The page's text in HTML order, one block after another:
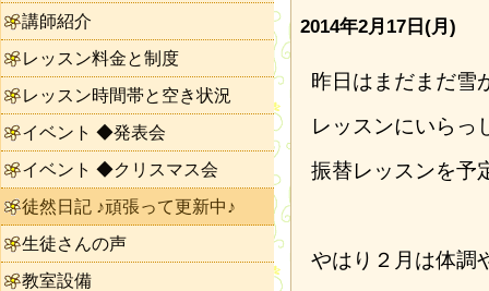
2014年2月17日(月)
昨日はまだまだ雪
レッスンにいらっ
振替レッスンを予
やはり２月は体調
講師紹介
レッスン料金と制度
レッスン時間帯と空き状況
イベント ◆発表会
イベント ◆クリスマス会
徒然日記 ♪頑張って更新中♪
生徒さんの声
教室設備